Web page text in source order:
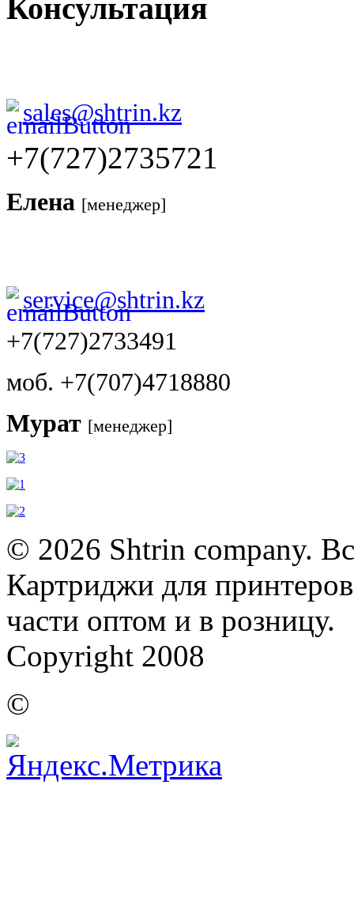
Консультация
sales@shtrin.kz
+7(727)2735721
Елена [менеджер]
service@shtrin.kz
+7(727)2733491
моб. +7(707)4718880
Мурат [менеджер]
© 2026 Shtrin company.
Картриджи для
части оптом и в розницу.
Copyright 2008
©